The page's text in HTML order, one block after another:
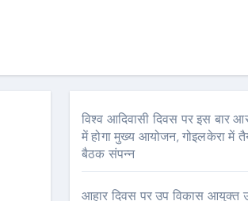
विश्व आदिवासी दिवस पर इस बार
में होगा मुख्य आयोजन, गोइलकेरा में
बैठक संपन्न
आहार दिवस पर उप विकास आयुक्त